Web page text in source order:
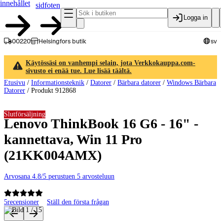
innehållet
sidfoten
Logga in
00220 Helsingfors butik sv
Käytössäsi on vanhempi selain, jota Verkkokauppa.com-
sivusto ei enää tue. Lue lisää täältä.
Etusivu / Informationsteknik / Datorer / Bärbara datorer / Windows Bärbara
Datorer / Produkt 912868
Lenovo ThinkBook 16 G6 - 16" -
kannettava, Win 11 Pro
(21KK004AMX)
Arvosana 4.8/5 perustuen 5 arvosteluun
5recensioner Ställ den första frågan
Slutförsäljning